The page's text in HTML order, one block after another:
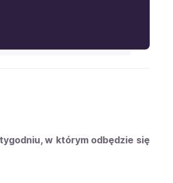
w którym odbędzie się